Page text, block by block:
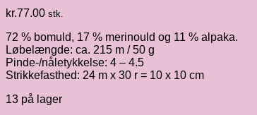
kr.77.00 stk.
72 % bomuld, 17 % merinould og 11 % alpaka.
Løbelængde: ca. 215 m / 50 g
Pinde-/nåletykkelse: 4 – 4.5
Strikkefasthed: 24 m x 30 r = 10 x 10 cm
13 på lager